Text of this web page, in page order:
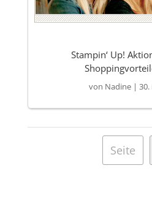
Stampin‘ Up!
von Nadine| 30.
Seite